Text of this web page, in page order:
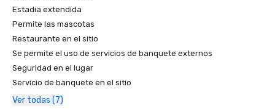
Estadía extendida
Permite las mascotas
Restaurante en el sitio
Se permite el uso de servicios de banquete externos
Seguridad en el lugar
Servicio de banquete en el sitio
Ver todas (7)